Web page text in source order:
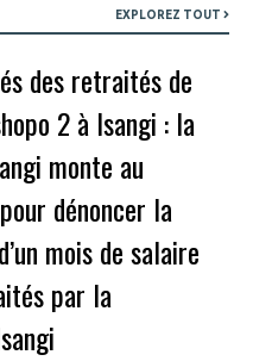
EXPLOREZ TOUT
des retraités de
2 à Isangi : la
monte au
dénoncer la
mois de salaire
par la